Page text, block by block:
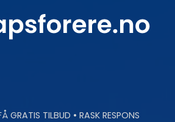
GRATIS TILBUD • RASK RESPONS